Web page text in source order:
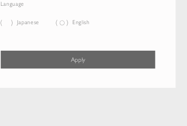
Language
Japanese English
Apply